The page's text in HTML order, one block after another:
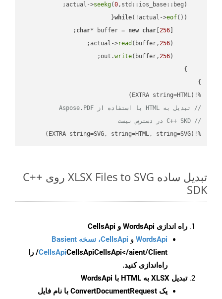
seekg(0
while(!actual->eof
char* buffer = new char[ 256
read (buffer,256
write(buffer,256
%!(EXTRA string=HTML)
// تبدیل به HTML با استفاده از Aspose.PDF
// C++ SKD در دسترس نیست
%!(EXTRA string=SVG, string=HTML, string=SVG)
تبدیل ساده XLSX Files to SVG روی C++
SDK
راه اندازی WordsApi و CellsApi
WordsApi و CellsApi، نسخه Basient
CellsApiCellsApi
CellsApi</aient/Client/ را
راه‌اندازی کنید.
تبدیل XLSX به HTML با WordsApi
یک ConvertDocumentRequest با نام فایل